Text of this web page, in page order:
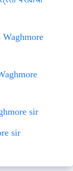
Waghmore
sir
sir